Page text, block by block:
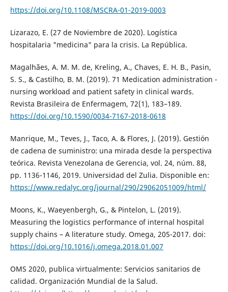
https://doi.org/10.1108/MSCRA-01-2019-0003
Lizarazo, E. (27 de Noviembre de 2020). Logística
hospitalaria "medicina" para la crisis. La República.
Magalhães, A. M. M. de, Kreling, A., Chaves, E. H. B., Pasin,
S. S., & Castilho, B. M. (2019). 71 Medication administration -
nursing workload and patient safety in clinical wards.
Revista Brasileira de Enfermagem, 72(1), 183–189.
https://doi.org/10.1590/0034-7167-2018-0618
Manrique, M., Teves, J., Taco, A. & Flores, J. (2019). Gestión
de cadena de suministro: una mirada desde la perspectiva
teórica. Revista Venezolana de Gerencia, vol. 24, núm. 88,
pp. 1136-1146, 2019. Universidad del Zulia. Disponible en:
https://www.redalyc.org/journal/290/29062051009/html/
Moons, K., Waeyenbergh, G., & Pintelon, L. (2019).
Measuring the logistics performance of internal hospital
supply chains – A literature study. Omega, 205-2017. doi:
https://doi.org/10.1016/j.omega.2018.01.007
OMS 2020, publica virtualmente: Servicios sanitarios de
calidad. Organización Mundial de la Salud.